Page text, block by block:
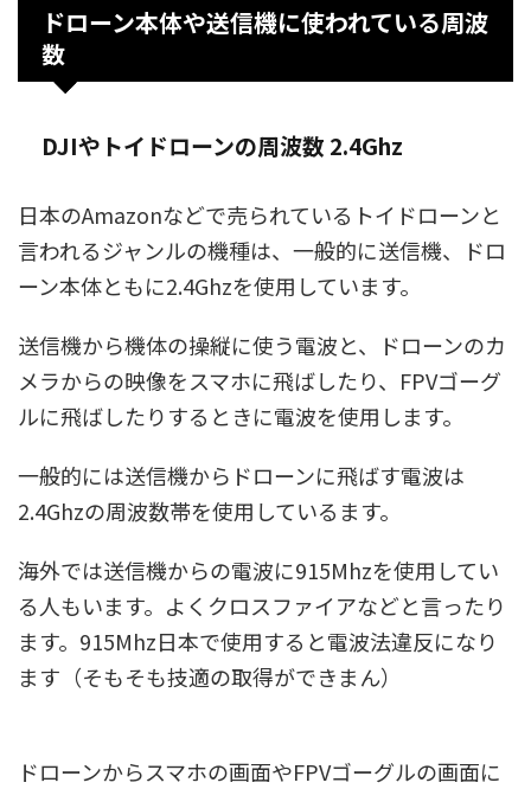
ドローン本体や送信機に使われている周波
数
DJIやトイドローンの周波数 2.4Ghz
日本のAmazonなどで売られているトイドローンと
言われるジャンルの機種は、一般的に送信機、ドロ
ーン本体ともに2.4Ghzを使用しています。
送信機から機体の操縦に使う電波と、ドローンのカ
メラからの映像をスマホに飛ばしたり、FPVゴーグ
ルに飛ばしたりするときに電波を使用します。
一般的には送信機からドローンに飛ばす電波は
2.4Ghzの周波数帯を使用しているます。
海外では送信機からの電波に915Mhzを使用してい
る人もいます。よくクロスファイアなどと言ったり
ます。915Mhz日本で使用すると電波法違反になり
ます（そもそも技適の取得ができまん）
ドローンからスマホの画面やFPVゴーグルの画面に